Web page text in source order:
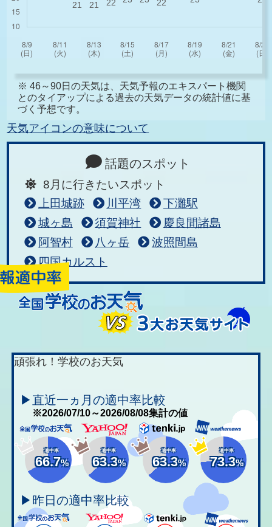
※ 46～90日の天気は、天気予報のエキスパート機関
とのタイアップによる過去の天気データの統計値に基
づく予想です。
天気アイコンの意味について
話題のスポット
8月に行きたいスポット
上田城跡
川平湾
下灘駅
城ヶ島
須賀神社
慶良間諸島
阿智村
八ヶ岳
波照間島
四国カルスト
頑張れ！学校のお天気
▶直近一ヵ月の適中率比較
※2026/07/10～2026/08/08集計の値
適中率
66.7%
適中率
63.3%
適中率
63.3%
適中率
73.3%
▶昨日の適中率比較